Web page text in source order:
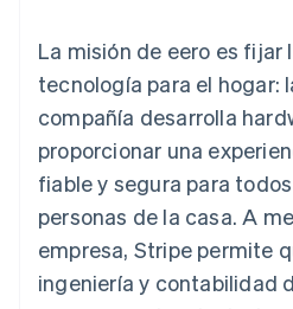
Acceso a más
Terminal
Pagos en
Authorization
Boost
Optimizaciones
de aceptación
Link
Proceso de
compra
contable
Stripe
Informes
Data
de datos
SaaS
Por sector
Empresas de IA
Economía de
creadores
Juegos
Hostelería,
Ofrecer cobro
consumo
Emitir tarjetas
respaldadas
monedas
Aprovisiona y
servicios con
Recursos
Hoja de ruta
producto
Conferencia
Sessions
Sala de
Stripe Press
La misión de eero es fijar
tecnología para el hogar:
compañía desarrolla
proporcionar una
fiable y segura para
personas de la casa. A
empresa, Stripe permite
ingeniería y contabilidad